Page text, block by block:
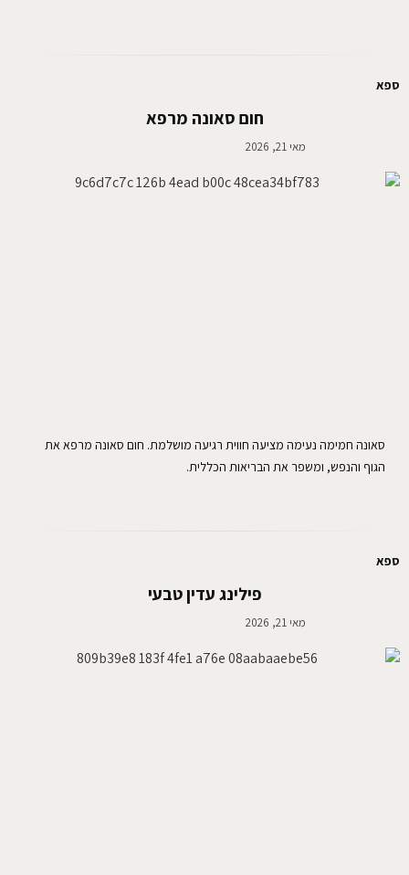
ספא
חום סאונה מרפא
מאי 21, 2026
סאונה חמימה נעימה מציעה חווית רגיעה מושלמת. חום סאונה מרפא את
הגוף והנפש, ומשפר את הבריאות הכללית.
ספא
פילינג עדין טבעי
מאי 21, 2026